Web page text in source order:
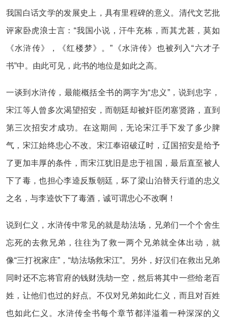
我国白话文学的发展史上，具有里程碑的意义。清代文艺批
评家卧虎浪士言：“我国小说，汗牛充栋，而其尤甚，莫如
《水浒传》，《红楼梦》。”《水浒传》也被列入“六才子
书”中。由此可见，此书的地位是如此之高。
一谈到水浒传，最能概括全书的两字为“忠义”，说到忠字，
宋江等人曾多次渴望招安，而朝廷却被奸臣闭塞贤路，直到
第三次招安才成功。在这期间，无论宋江手下发了多少脾
气，宋江始终忠心不改。宋江奉诏破辽时，辽国招安是给予
了更加丰厚的条件，而宋江犹旧是忠于祖国，最后直至被人
下了毒，也担心李逵反叛朝廷，坏了梁山泊替天行道的忠义
之名，与李逵饮下了毒酒，诚可谓忠心不改啊！
说到仁义，水浒传中常见的就是劫法场，兄弟们一个个舍生
忘死的去救兄弟，往往为了救一两个兄弟就全体出动，就
像“三打祝家庄”，“劫法场救宋江”。另外，好汉们在救出兄弟
同时还不忘将官府的钱财洗劫一空，然后将其中一些给老百
姓，让他们也过的好点。不仅对兄弟如此仁义，而且对百姓
也如此仁义。水浒传全书每个章节都洋溢着一种深深的义